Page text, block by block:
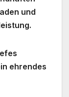
und
ehrendes